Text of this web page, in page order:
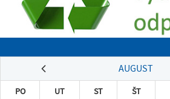
AUGUST
PO UT ST ŠT